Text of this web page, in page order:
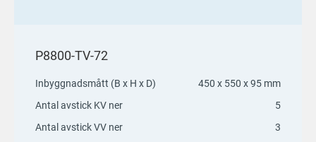
P8800-TV-72
Inbyggnadsmått (B x H x D)
450 x 550 x 95 mm
Antal avstick KV ner
5
Antal avstick VV ner
3